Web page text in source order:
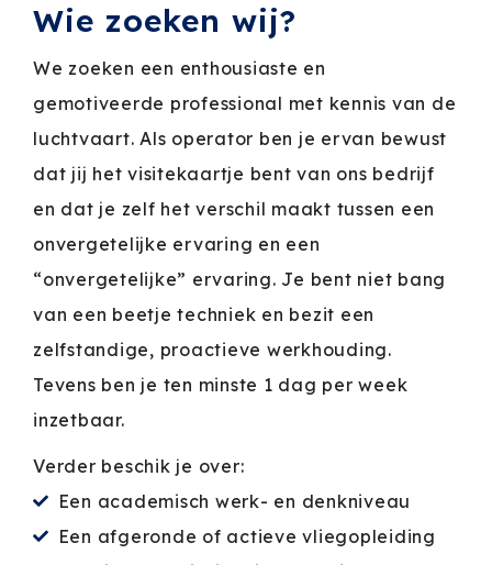
Wie zoeken wij?
We zoeken een enthousiaste en
gemotiveerde professional met kennis van de
luchtvaart. Als operator ben je ervan bewust
dat jij het visitekaartje bent van ons bedrijf
en dat je zelf het verschil maakt tussen een
onvergetelijke ervaring en een
“onvergetelijke” ervaring. Je bent niet bang
van een beetje techniek en bezit een
zelfstandige, proactieve werkhouding.
Tevens ben je ten minste 1 dag per week
inzetbaar.
Verder beschik je over:
Een academisch werk- en denkniveau
Een afgeronde of actieve vliegopleiding